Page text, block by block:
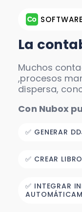
La
Muchos
,procesos
dispersa,
Con Nubox
✅ GENERAR
✅ CREAR
✅ INTEGRAR